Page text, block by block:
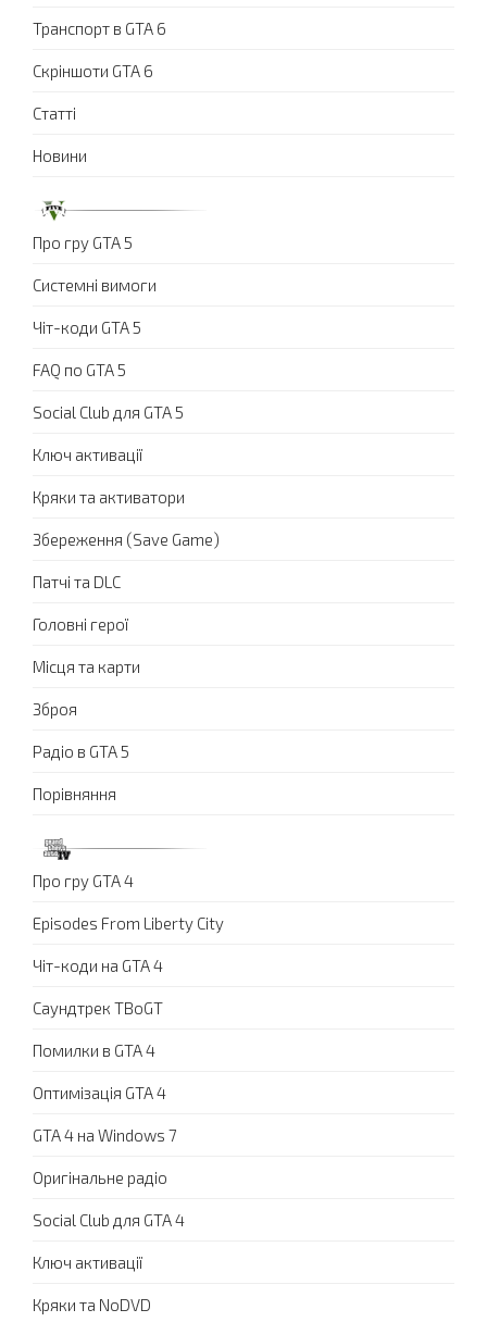
Транспорт в GTA 6
Скріншоти GTA 6
Статті
Новини
Про гру GTA 5
Системні вимоги
Чіт-коди GTA 5
FAQ по GTA 5
Social Club для GTA 5
Ключ активації
Кряки та активатори
Збереження (Save Game)
Патчі та DLC
Головні герої
Місця та карти
Зброя
Радіо в GTA 5
Порівняння
Про гру GTA 4
Episodes From Liberty City
Чіт-коди на GTA 4
Саундтрек TBoGT
Помилки в GTA 4
Оптимізація GTA 4
GTA 4 на Windows 7
Оригінальне радіо
Social Club для GTA 4
Ключ активації
Кряки та NoDVD